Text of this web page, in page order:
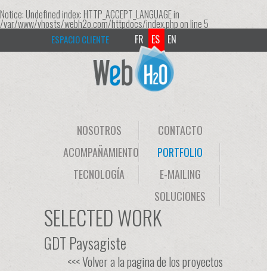
Notice: Undefined index: HTTP_ACCEPT_LANGUAGE in
/var/www/vhosts/webh2o.com/httpdocs/index.phpon line5
ESPACIO CLIENTE EN
ES
FR
CONTACTO
NOSOTROS
PORTFOLIO
ACOMPAÑAMIENTO
E-MAILING
TECNOLOGÍA
SOLUCIONES
SELECTED WORK
GDT Paysagiste
<<< Volver a la pagina de los proyectos